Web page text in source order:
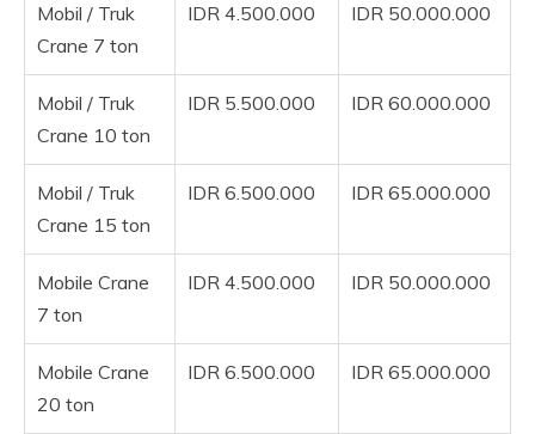
Mobil / Truk
Crane 7 ton
IDR 4.500.000 IDR 50.000.000
Mobil / Truk
Crane 10 ton
IDR 5.500.000 IDR 60.000.000
Mobil / Truk
Crane 15 ton
IDR 6.500.000 IDR 65.000.000
Mobile Crane
7 ton
IDR 4.500.000 IDR 50.000.000
Mobile Crane
20 ton
IDR 6.500.000 IDR 65.000.000